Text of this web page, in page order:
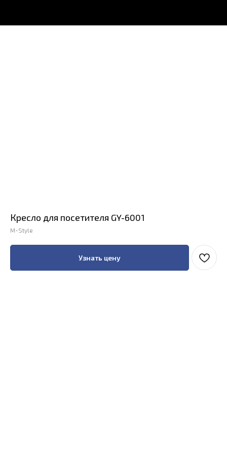
Кресло для посетителя GY-6001
M-Style
Узнать цену